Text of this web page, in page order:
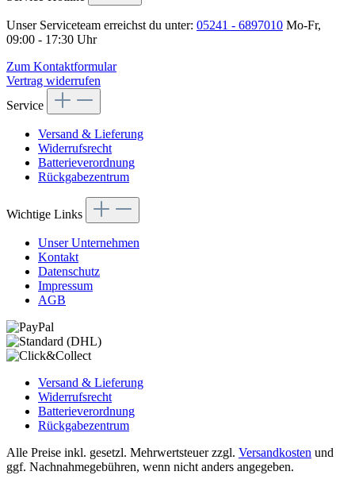
Unser Serviceteam erreichst du unter: 05241 - 6897010 Mo-Fr,
09:00 - 17:30 Uhr
Zum Kontaktformular
Vertrag widerrufen
Service
Versand & Lieferung
Widerrufsrecht
Batterieverordnung
Rückgabezentrum
Wichtige Links
Unser Unternehmen
Kontakt
Datenschutz
Impressum
AGB
Versand & Lieferung
Widerrufsrecht
Batterieverordnung
Rückgabezentrum
Alle Preise inkl. gesetzl. Mehrwertsteuer zzgl. Versandkosten und
ggf. Nachnahmegebühren, wenn nicht anders angegeben.